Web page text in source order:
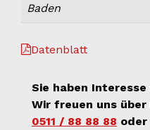
Baden
Datenblatt
Sie haben
Wir freuen uns
0511 / 88 88 88